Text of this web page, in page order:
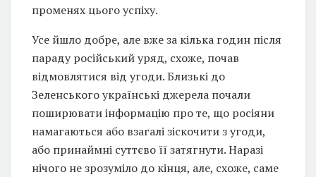
променях цього успіху.
Усе йшло добре, але вже за кілька годин після
параду російський уряд, схоже, почав
відмовлятися від угоди. Близькі до
Зеленського українські джерела почали
поширювати інформацію про те, що росіяни
намагаються або взагалі зіскочити з угоди,
або принаймні суттєво її затягнути. Наразі
нічого не зрозуміло до кінця, але, схоже, саме